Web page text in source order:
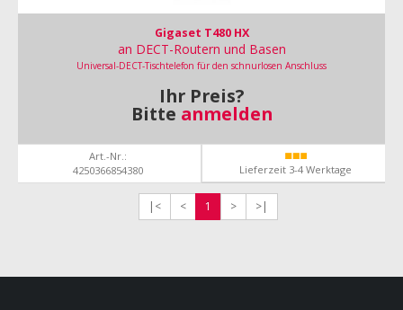
Gigaset T480 HX
an DECT-Routern und Basen
Universal-DECT-Tischtelefon für den schnurlosen Anschluss
Ihr Preis?
Bitte anmelden
Art.-Nr.:
4250366854380
Lieferzeit 3-4 Werktage
|< < 1 > >|